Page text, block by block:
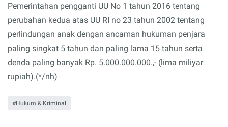
Pemerintahan pengganti UU No 1 tahun 2016 tentang
perubahan kedua atas UU RI no 23 tahun 2002 tentang
perlindungan anak dengan ancaman hukuman penjara
paling singkat 5 tahun dan paling lama 15 tahun serta
denda paling banyak Rp. 5.000.000.000.,- (lima miliyar
rupiah).(*/nh)
Hukum & Kriminal